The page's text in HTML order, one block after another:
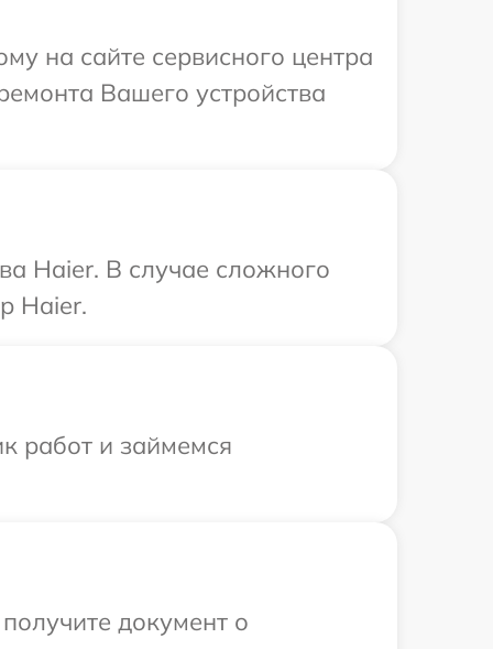
на сайте сервисного центра
Вашего устройства
Haier. В случае сложного
Haier.
работ и займемся
документ о